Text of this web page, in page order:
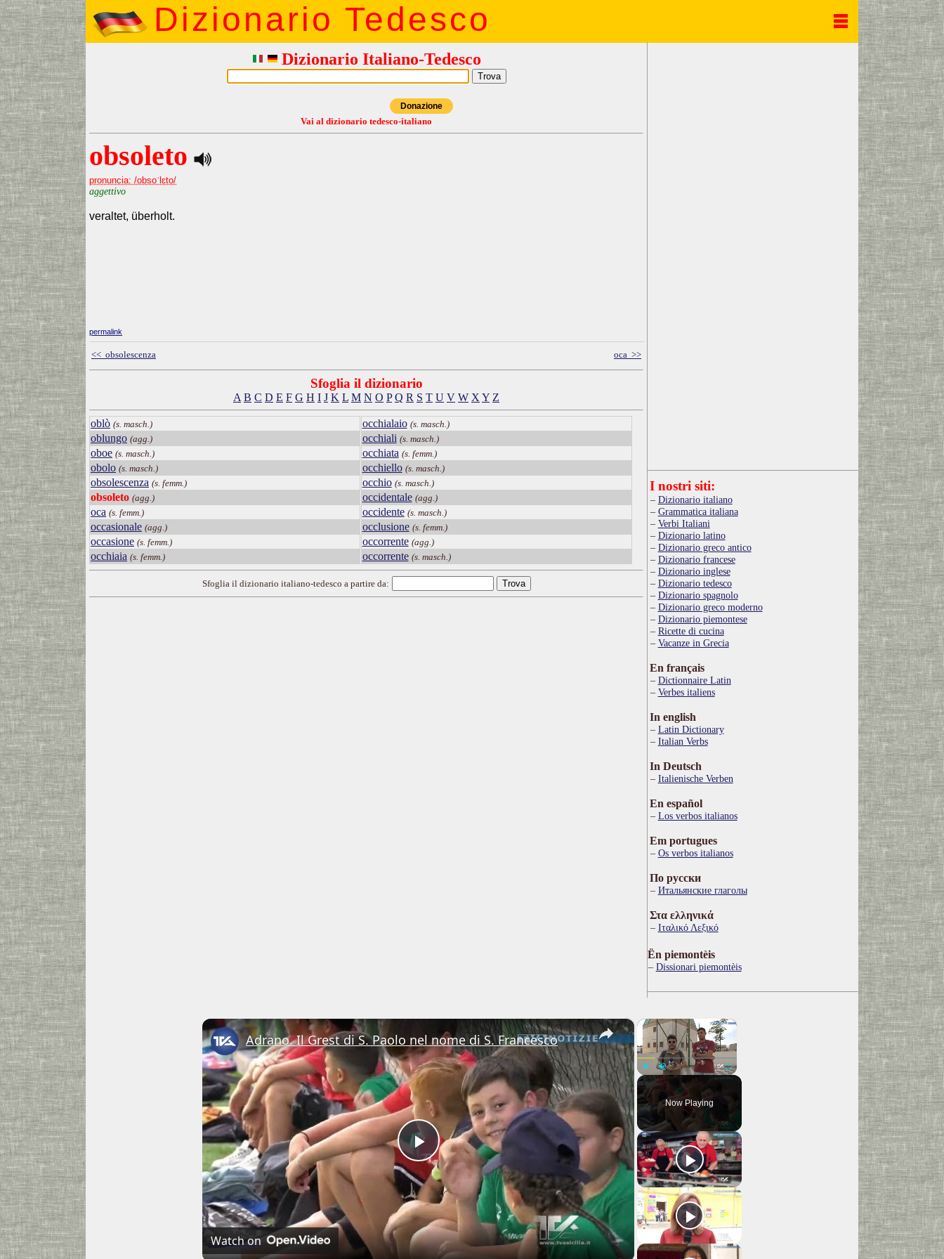
Dizionario Tedesco
Dizionario Italiano-Tedesco
Donazione
Vai al dizionario tedesco-italiano
obsoleto
pronuncia: /obsoˈlɛto/
aggettivo
veraltet, überholt.
permalink
<< obsolescenza oca >>
Sfoglia il dizionario
A B C D E F G H I J K L M N O P Q R S T U V W X Y Z
oblò (s. masch.)
oblungo (agg.)
oboe (s. masch.)
obolo (s. masch.)
obsolescenza (s. femm.)
obsoleto (agg.)
oca (s. femm.)
occasionale (agg.)
occasione (s. femm.)
occhiaia (s. femm.)
occhialaio (s. masch.)
occhiali (s. masch.)
occhiata (s. femm.)
occhiello (s. masch.)
occhio (s. masch.)
occidentale (agg.)
occidente (s. masch.)
occlusione (s. femm.)
occorrente (agg.)
occorrente (s. masch.)
Sfoglia il dizionario italiano-tedesco a partire da:
I nostri siti:
Dizionario italiano
Grammatica italiana
Verbi Italiani
Dizionario latino
Dizionario greco antico
Dizionario francese
Dizionario inglese
Dizionario tedesco
Dizionario spagnolo
Dizionario greco moderno
Dizionario piemontese
Ricette di cucina
Vacanze in Grecia
En français
Dictionnaire Latin
Verbes italiens
In english
Latin Dictionary
Italian Verbs
In Deutsch
Italienische Verben
En español
Los verbos italianos
Em portugues
Os verbos italianos
По русски
Итальянские глаголы
Στα ελληνικά
Ιταλικό Λεξικό
Ën piemontèis
Dissionari piemontèis
×
Play Unmute Fullscreen
Now Playing
×
Play
Video
Adrano. Il Grest di S. Paolo nel nome di S. Francesco
Watch on